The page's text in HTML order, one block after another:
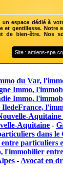
espace dédié à
et gentillesse. Notre
de bien-être. Nos
Site : amiens-
du Var,
Immo,
Immo,
IledeFrance,
Aquitaine -
dans le
particuliers
l'immobilier
- Avocat en